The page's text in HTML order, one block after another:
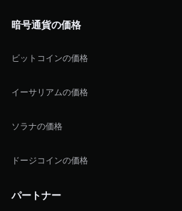
暗号通貨の価格
ビットコインの価格
イーサリアムの価格
ソラナの価格
ドージコインの価格
パートナー